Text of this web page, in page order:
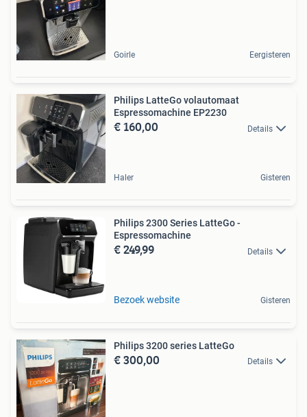
Goirle Eergisteren
Philips LatteGo volautomaat
Espressomachine EP2230
€ 160,00 Details
Haler Gisteren
Philips 2300 Series LatteGo -
Espressomachine
€ 249,99 Details
Bezoek website Gisteren
Philips 3200 series LatteGo
€ 300,00 Details